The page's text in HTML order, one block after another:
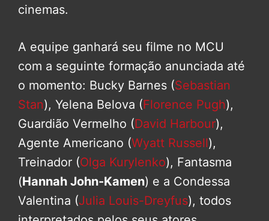
cinemas.
A equipe ganhará seu filme no MCU
com a seguinte formação anunciada até
o momento: Bucky Barnes (Sebastian
Stan), Yelena Belova (Florence Pugh),
Guardião Vermelho (David Harbour),
Agente Americano (Wyatt Russell),
Treinador (Olga Kurylenko), Fantasma
(Hannah John-Kamen) e a Condessa
Valentina (Julia Louis-Dreyfus), todos